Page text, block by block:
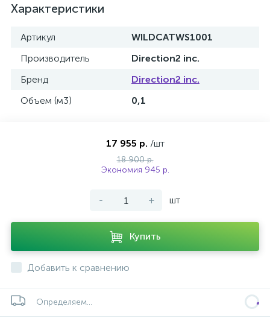
Характеристики
Артикул
WILDCATWS1001
Производитель
Direction2 inc.
Бренд
Direction2 inc.
Объем (м3)
0,1
17 955 р. /шт
18 900 р.
Экономия 945 р.
- + шт
Купить
Добавить к сравнению
Определяем...